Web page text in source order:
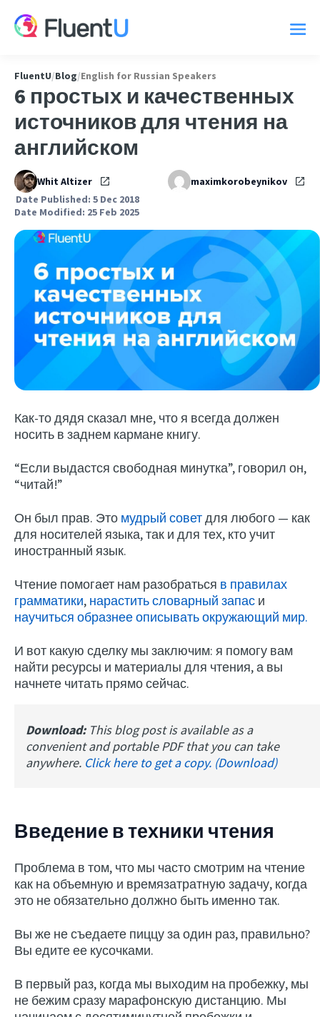
Try
FluentU/Blog/English for Russian Speakers
6 простых и качественных
источников для чтения на
английском
Whit Altizer
maximkorobeynikov
Date Published: 5 Dec 2018
Date Modified: 25 Feb 2025
Как-то дядя сказал мне, что я всегда должен
носить в заднем кармане книгу.
“Если выдастся свободная минутка”, говорил он,
“читай!”
Он был прав. Это мудрый советдля любого — как
для носителей языка, так и для тех, кто учит
иностранный язык.
Чтение помогает нам разобраться в правилах
грамматики, нарастить словарный запас и
научиться образнее описывать окружающий мир.
И вот какую сделку мы заключим: я помогу вам
найти ресурсы и материалы для чтения, а вы
начнете читать прямо сейчас.
Download: This blog post is available as a
convenient and portable PDF that you can take
anywhere. Click here to get a copy. (Download)
Введение в техники чтения
Проблема в том, что мы часто смотрим на чтение
как на объемную и времязатратную задачу, когда
это не обязательно должно быть именно так.
Вы же не съедаете пиццу за один раз, правильно?
Вы едите ее кусочками.
В первый раз, когда мы выходим на пробежку, мы
не бежим сразу марафонскую дистанцию. Мы